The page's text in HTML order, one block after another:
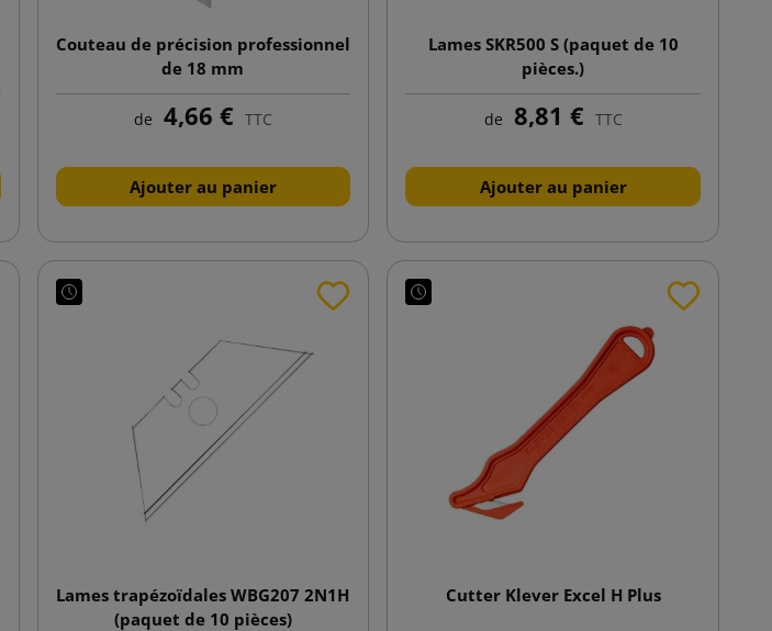
Couteau de précision professionnel
de 18 mm
de 4,66 € TTC
Ajouter au panier
Lames SKR500 S (paquet de 10
pièces.)
de 8,81 € TTC
Ajouter au panier
Lames trapézoïdales WBG207 2N1H
(paquet de 10 pièces)
Cutter Klever Excel H Plus